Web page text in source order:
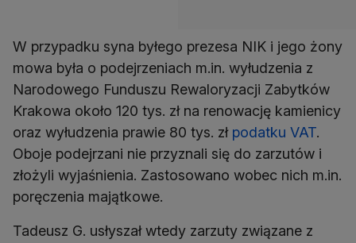
W przypadku syna byłego prezesa NIK i jego żony
mowa była o podejrzeniach m.in. wyłudzenia z
Narodowego Funduszu Rewaloryzacji Zabytków
Krakowa około 120 tys. zł na renowację kamienicy
oraz wyłudzenia prawie 80 tys. zł podatku VAT.
Oboje podejrzani nie przyznali się do zarzutów i
złożyli wyjaśnienia. Zastosowano wobec nich m.in.
poręczenia majątkowe.
Tadeusz G. usłyszał wtedy zarzuty związane z